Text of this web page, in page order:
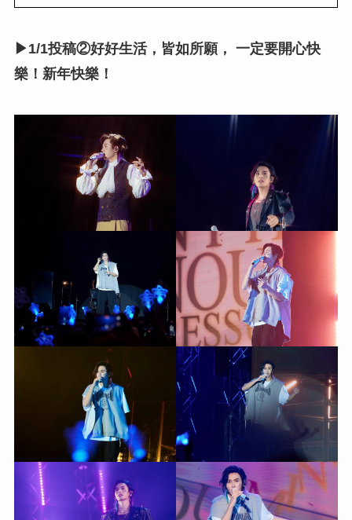
▶1/1投稿②好好生活，皆如所願， 一定要開心快
樂！新年快樂！